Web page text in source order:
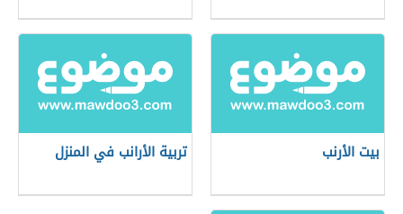
بيت الأرنب تربية الأرانب في المنزل